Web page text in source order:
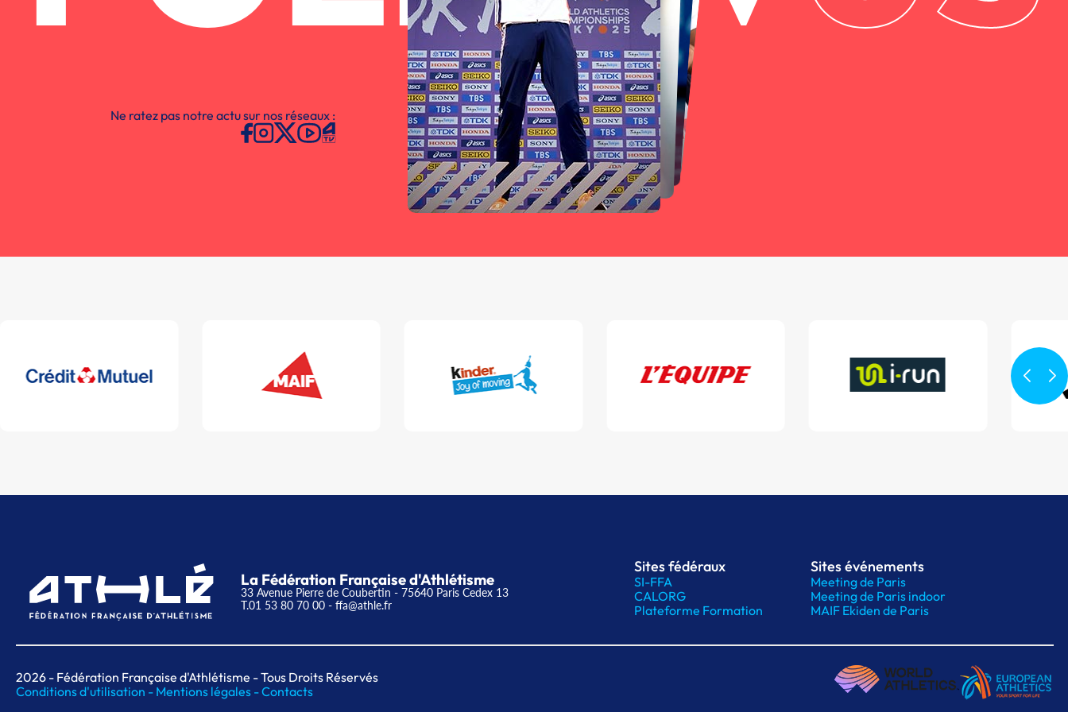
Ne ratez pas notre actu sur nos réseaux :
La Fédération Française d'Athlétisme
33 Avenue Pierre de Coubertin - 75640 Paris Cedex 13
T.01 53 80 70 00 - ffa@athle.fr
Sites fédéraux
SI-FFA
CALORG
Plateforme Formation
Sites événements
Meeting de Paris
Meeting de Paris indoor
MAIF Ekiden de Paris
2026 - Fédération Française d'Athlétisme - Tous Droits Réservés
Conditions d'utilisation - Mentions légales -Contacts